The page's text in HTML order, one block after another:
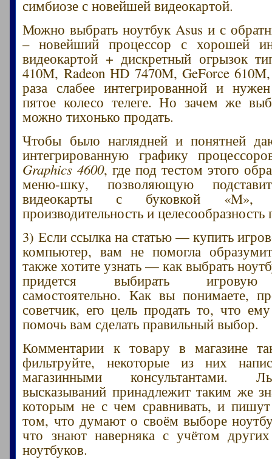
симбиозе с новейшей видеокартой.
Можно выбрать ноутбук Asus и с
– новейший процессор с хорошей
видеокартой + дискретный огрызок
410M, Radeon HD 7470M, GeForce
раза слабее интегрированной и
пятое колесо телеге. Но зачем же
можно тихонько продать.
Чтобы было наглядней и понятней
интегрированную графику
Graphics 4600, где под тестом этого
меню-шку, позволяющую
видеокарты с буковкой «M»,
производительность и
3) Если ссылка на статью — купить
компьютер, вам не помогла
также хотите узнать — как выбрать
придется выбирать игровую
самостоятельно. Как вы понимаете,
советчик, его цель продать то, что
помочь вам сделать правильный выбор.
Комментарии к товару в магазине
фильтруйте, некоторые из них
магазинными консультантами.
высказываний принадлежит таким же
которым не с чем сравнивать, и
том, что думают о своём выборе
что знают наверняка с учётом
ноутбуков.